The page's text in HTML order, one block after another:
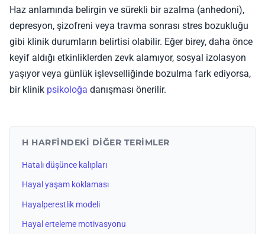
Haz anlamında belirgin ve sürekli bir azalma (anhedoni),
depresyon, şizofreni veya travma sonrası stres bozukluğu
gibi klinik durumların belirtisi olabilir. Eğer birey, daha önce
keyif aldığı etkinliklerden zevk alamıyor, sosyal izolasyon
yaşıyor veya günlük işlevselliğinde bozulma fark ediyorsa,
bir klinik psikoloğa danışması önerilir.
H HARFINDEKI DIĞER TERIMLER
Hatalı düşünce kalıpları
Hayal yaşam koklaması
Hayalperestlik modeli
Hayal erteleme motivasyonu